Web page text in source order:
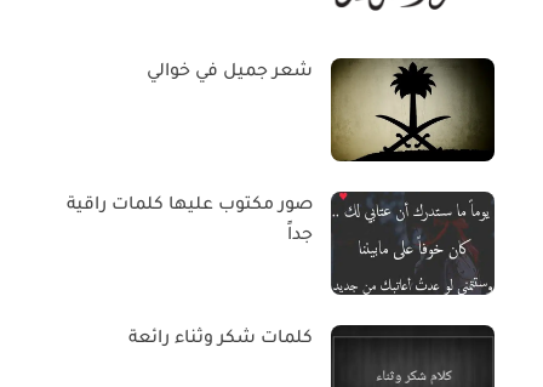
شعر جميل في خوالي
صور مكتوب عليها كلمات راقية
جداً
كلمات شكر وثناء رائعة